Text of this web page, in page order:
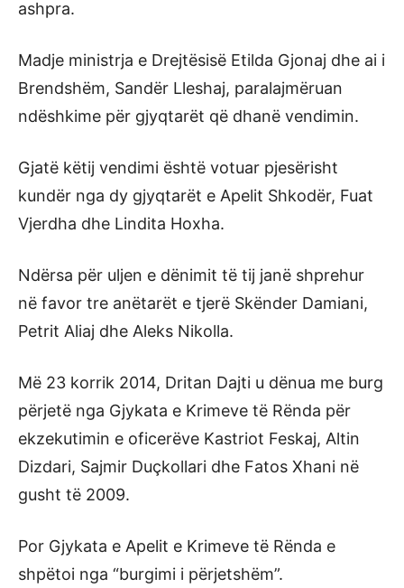
ashpra.
Madje ministrja e Drejtësisë Etilda Gjonaj dhe ai i
Brendshëm, Sandër Lleshaj, paralajmëruan
ndëshkime për gjyqtarët që dhanë vendimin.
Gjatë këtij vendimi është votuar pjesërisht
kundër nga dy gjyqtarët e Apelit Shkodër, Fuat
Vjerdha dhe Lindita Hoxha.
Ndërsa për uljen e dënimit të tij janë shprehur
në favor tre anëtarët e tjerë Skënder Damiani,
Petrit Aliaj dhe Aleks Nikolla.
Më 23 korrik 2014, Dritan Dajti u dënua me burg
përjetë nga Gjykata e Krimeve të Rënda për
ekzekutimin e oficerëve Kastriot Feskaj, Altin
Dizdari, Sajmir Duçkollari dhe Fatos Xhani në
gusht të 2009.
Por Gjykata e Apelit e Krimeve të Rënda e
shpëtoi nga “burgimi i përjetshëm”.